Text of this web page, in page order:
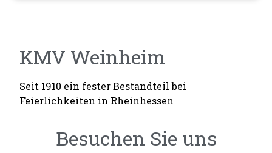
KMV Weinheim
Seit 1910 ein fester Bestandteil bei
Feierlichkeiten in Rheinhessen
Besuchen Sie uns